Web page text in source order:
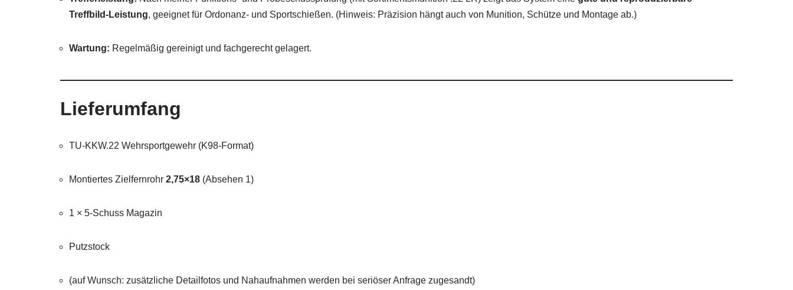
Treffbild-Leistung, geeignet für Ordonanz- und Sportschießen. (Hinweis: Präzision hängt auch von Munition, Schütze und Montage ab.)
Wartung: Regelmäßig gereinigt und fachgerecht gelagert.
Lieferumfang
TU-KKW.22 Wehrsportgewehr (K98-Format)
Montiertes Zielfernrohr 2,75×18 (Absehen 1)
1 × 5-Schuss Magazin
Putzstock
(auf Wunsch: zusätzliche Detailfotos und Nahaufnahmen werden bei seriöser Anfrage zugesandt)